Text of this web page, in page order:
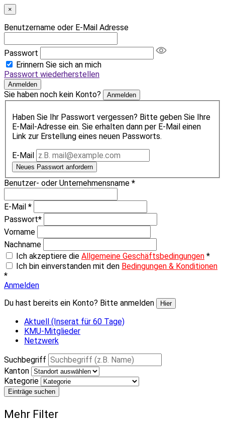
×
Benutzername oder E-Mail Adresse
Passwort
Erinnern Sie sich an mich
Passwort wiederherstellen
Anmelden
Sie haben noch kein Konto? Anmelden
Haben Sie Ihr Passwort vergessen? Bitte geben Sie Ihre
E-Mail-Adresse ein. Sie erhalten dann per E-Mail einen
Link zur Erstellung eines neuen Passworts.
E-Mail
Neues Passwort anfordern
Benutzer- oder Unternehmensname *
E-Mail *
Passwort*
Vorname
Nachname
Ich akzeptiere die Allgemeine Geschäftsbedingungen *
Ich bin einverstanden mit den Bedingungen & Konditionen
*
Anmelden
Du hast bereits ein Konto? Bitte anmelden
Hier
Aktuell (Inserat für 60 Tage)
KMU-Mitglieder
Netzwerk
Suchbegriff
Kanton
Kategorie
Einträge suchen
Mehr Filter